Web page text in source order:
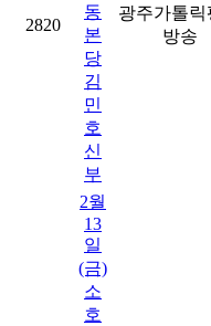
2820
동
본
당
김
민
호
신
부
광주가톨릭
방송
2월
13
일
(금)
소
호